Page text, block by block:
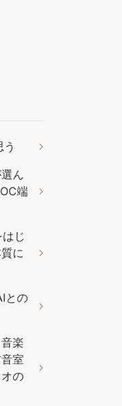
ん
端
じ
に
との
楽
室
の